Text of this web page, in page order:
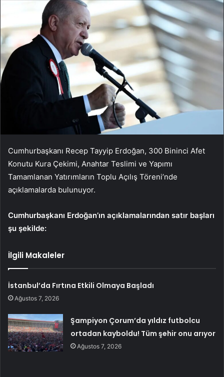
Cumhurbaşkanı Recep Tayyip Erdoğan, 300 Bininci Afet
Konutu Kura Çekimi, Anahtar Teslimi ve Yapımı
Tamamlanan Yatırımların Toplu Açılış Töreni’nde
açıklamalarda bulunuyor.
Cumhurbaşkanı Erdoğan’ın açıklamalarından satır başları
şu şekilde:
İlgili Makaleler
İstanbul’da Fırtına Etkili Olmaya Başladı
Ağustos 7, 2026
Şampiyon Çorum’da yıldız futbolcu
ortadan kayboldu! Tüm şehir onu arıyor
Ağustos 7, 2026